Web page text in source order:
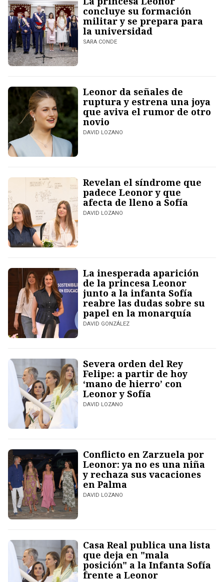
concluye su formación
militar y se prepara para
la universidad
SARA CONDE
Leonor da señales de
ruptura y estrena una joya
que aviva el rumor de otro
novio
DAVID LOZANO
Revelan el síndrome que
padece Leonor y que
afecta de lleno a Sofía
DAVID LOZANO
La inesperada aparición
de la princesa Leonor
junto a la infanta Sofía
reabre las dudas sobre su
papel en la monarquía
DAVID GONZÁLEZ
Severa orden del Rey
Felipe: a partir de hoy
‘mano de hierro’ con
Leonor y Sofía
DAVID LOZANO
Conflicto en Zarzuela por
Leonor: ya no es una niña
y rechaza sus vacaciones
en Palma
DAVID LOZANO
Casa Real publica una lista
que deja en "mala
posición" a la Infanta Sofía
frente a Leonor